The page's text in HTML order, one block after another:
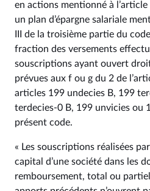
en actions mentionné à l’article
un plan d’épargne salariale
III de la troisième partie du
fraction des versements
souscriptions ayant ouvert
prévues aux f ou g du 2 de
articles 199 undecies B, 199
terdecies-0 B, 199 unvicies ou
présent code.
« Les souscriptions réalisées
capital d’une société dans les
remboursement, total ou